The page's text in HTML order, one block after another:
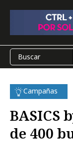
Campañas
BASICS
de 400